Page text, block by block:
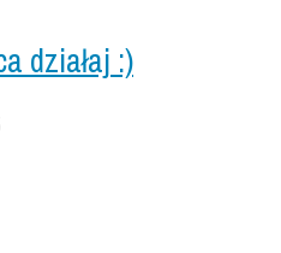
działaj :)